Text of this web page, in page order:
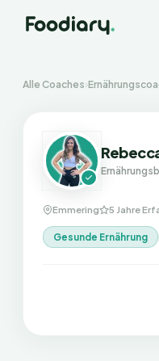
Alle Coaches›
Emmering 5 Jahre
Gesunde Ernährung